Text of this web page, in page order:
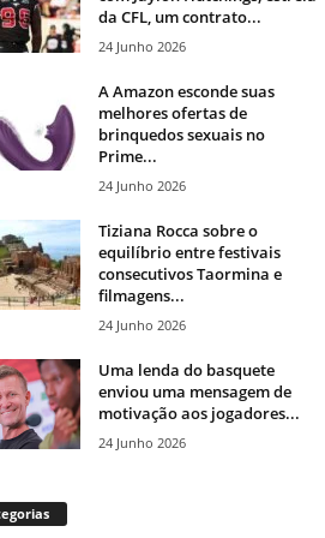
da CFL, um contrato...
24 Junho 2026
A Amazon esconde suas
melhores ofertas de
brinquedos sexuais no
Prime...
24 Junho 2026
Tiziana Rocca sobre o
equilíbrio entre festivais
consecutivos Taormina e
filmagens...
24 Junho 2026
Uma lenda do basquete
enviou uma mensagem de
motivação aos jogadores...
24 Junho 2026